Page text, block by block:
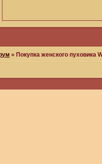
»Покупка женского пуховика